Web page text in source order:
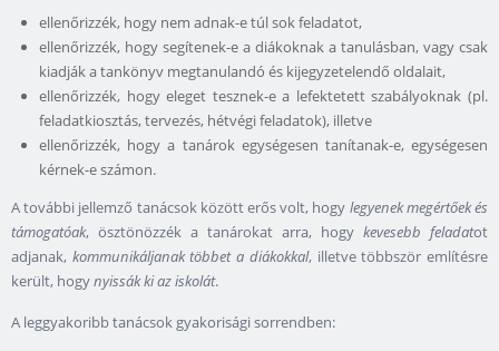
ellenőrizzék, hogy nem adnak-e túl sok feladatot,
ellenőrizzék, hogy segítenek-e a diákoknak a tanulásban, vagy csak
kiadják a tankönyv megtanulandó és kijegyzetelendő oldalait,
ellenőrizzék, hogy eleget tesznek-e a lefektetett szabályoknak (pl.
feladatkiosztás, tervezés, hétvégi feladatok), illetve
ellenőrizzék, hogy a tanárok egységesen tanítanak-e, egységesen
kérnek-e számon.
A további jellemző tanácsok között erős volt, hogy legyenek megértőek és
támogatóak, ösztönözzék a tanárokat arra, hogy kevesebb feladatot
adjanak, kommunikáljanak többet a diákokkal, illetve többször említésre
került, hogynyissák ki az iskolát.
A leggyakoribb tanácsok gyakorisági sorrendben: